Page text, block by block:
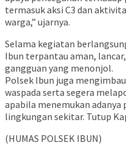
termasuk aksi C3 dan
warga,” ujarnya.
Selama kegiatan
Ibun terpantau aman,
gangguan yang menonjol.
Polsek Ibun juga
waspada serta segera
apabila menemukan
lingkungan sekitar. Tutup
(HUMAS POLSEK IBUN)